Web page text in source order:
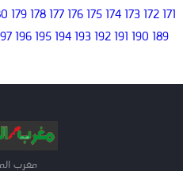
171
172
173
174
175
176
177
178
179
189
190
191
192
193
194
195
196
مغرب